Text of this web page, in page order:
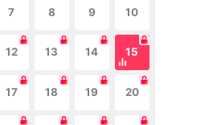
7 8 9 10
12 13 14 15
17 18 19 20